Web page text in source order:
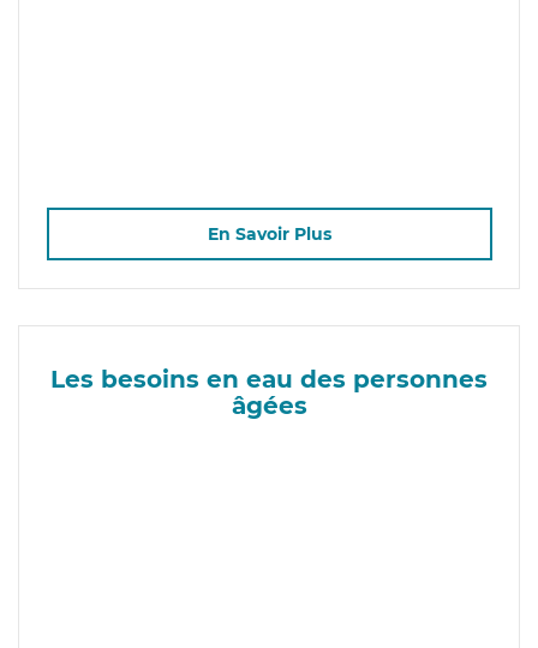
En Savoir Plus
Les besoins en eau des personnes
âgées